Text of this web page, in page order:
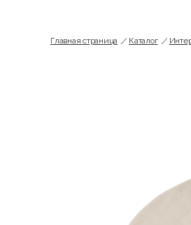
Главная страница Каталог